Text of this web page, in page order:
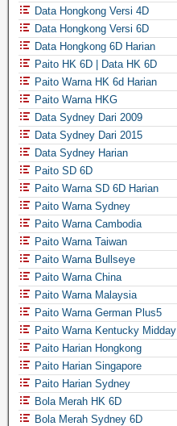
Data Hongkong Versi 4D
Data Hongkong Versi 6D
Data Hongkong 6D Harian
Paito HK 6D | Data HK 6D
Paito Warna HK 6d Harian
Paito Warna HKG
Data Sydney Dari 2009
Data Sydney Dari 2015
Data Sydney Harian
Paito SD 6D
Paito Warna SD 6D Harian
Paito Warna Sydney
Paito Warna Cambodia
Paito Warna Taiwan
Paito Warna Bullseye
Paito Warna China
Paito Warna Malaysia
Paito Warna German Plus5
Paito Warna Kentucky Midday
Paito Harian Hongkong
Paito Harian Singapore
Paito Harian Sydney
Bola Merah HK 6D
Bola Merah Sydney 6D